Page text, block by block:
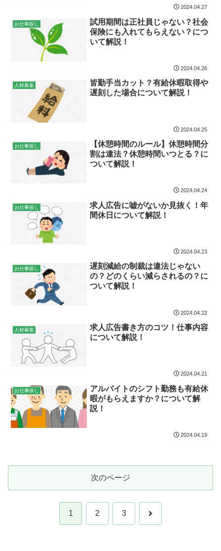
2024.04.27
お仕事探し
試用期間は正社員じゃない？社会
保険にも入れてもらえない？につ
いて解説！
2024.04.26
人材募集
皆勤手当カット？有給休暇取得や
遅刻した場合について解説！
2024.04.25
お仕事探し
【休憩時間のルール】休憩時間分
割は違法？休憩時間いつとる？に
ついて解説！
2024.04.24
お仕事探し
求人広告に嘘がないか見抜く！年
間休日について解説！
2024.04.23
お仕事探し
遅刻減給の制裁は違法じゃない
の？どのくらい減らされるの？に
ついて解説！
2024.04.22
人材募集
求人広告書き方のコツ！仕事内容
について解説！
2024.04.21
お仕事探し
アルバイトのシフト勤務も有給休
暇がもらえますか？について解
説！
2024.04.19
次のページ
1 2 3 次